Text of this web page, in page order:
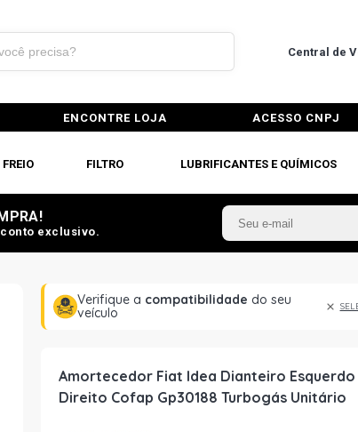
Central de
ENCONTRE LOJA ACESSO CNPJ
FREIO FILTRO LUBRIFICANTES E QUÍMICOS
exclusivo.
Verifique a compatibilidade do seu
veículo
Amortecedor Fiat Idea Dianteiro Esquerdo
Direito Cofap Gp30188 Turbogás Unitário